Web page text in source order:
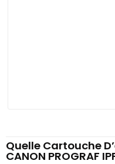
Quelle Cartouche
CANON PROGRAF